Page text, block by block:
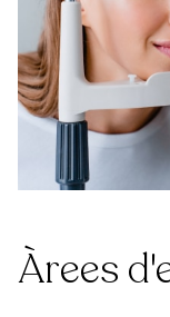
Àrees